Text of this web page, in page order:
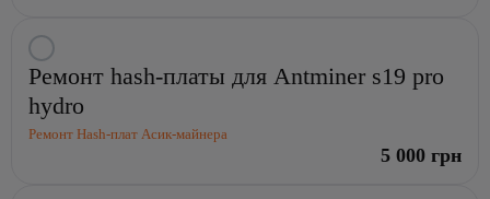
s19
hydro
Выбрать
услугу:
Ремонт
hash-
платы
Ремонт hash-платы для Antminer s19 pro
hydro
Ремонт Hash-плат Асик-майнера
5 000 грн